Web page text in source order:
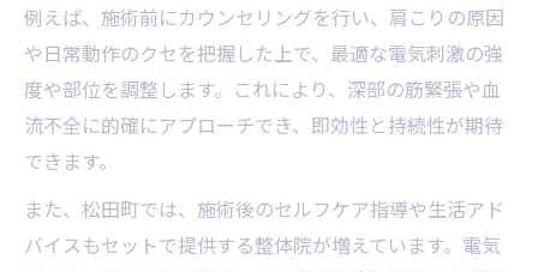
例えば、施術前にカウンセリングを行い、肩こりの原因
や日常動作のクセを把握した上で、最適な電気刺激の強
度や部位を調整します。これにより、深部の筋緊張や血
流不全に的確にアプローチでき、即効性と持続性が期待
できます。
また、松田町では、施術後のセルフケア指導や生活アド
バイスもセットで提供する整体院が増えています。電気